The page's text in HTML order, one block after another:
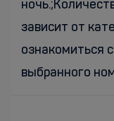
зависит от
ознакомиться
выбранного